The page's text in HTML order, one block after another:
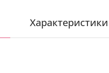
Характеристики